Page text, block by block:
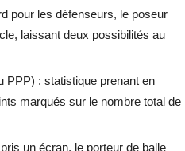
pour les défenseurs, le poseur
laissant deux possibilités au
PPP) : statistique prenant en
marqués sur le nombre total de
un écran, le porteur de balle